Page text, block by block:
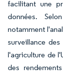
facilitant une
données.
notamment
surveillance
l'agriculture de
des